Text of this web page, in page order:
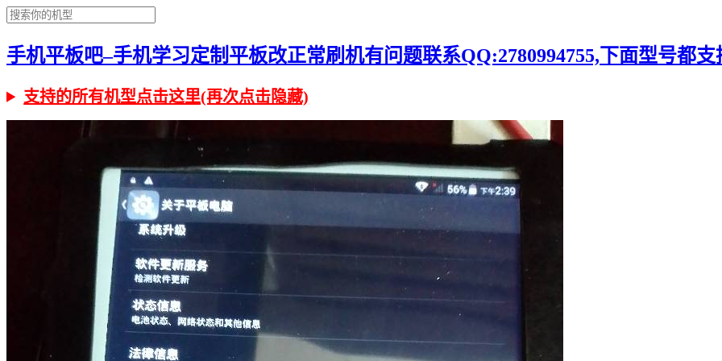
手机平板吧–手机学习定制平板改正常刷机有问题联系QQ:2780994755,下面型号都支
支持的所有机型点击这里(再次点击隐藏)